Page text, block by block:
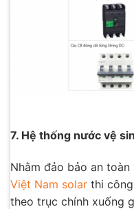
7. Hệ thống nước vệ
Nhằm đảo bảo an
Việt Nam solar thi
theo trục chính xuống